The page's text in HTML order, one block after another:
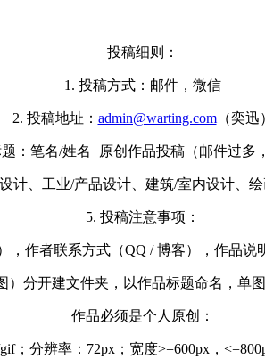
投稿细则：
1. 投稿方式：邮件 ，微信
2. 投稿地址： admin@warting.com（奕迅）
：笔名/姓名+原创作品投稿（邮件过多
计、工业/产品设计、建筑/室内设计、
5. 投稿注意事项：
作者联系方式（QQ / 博客），作品说
分开建文件夹，以作品标题命名，单
作品必须是个人原创 ：
；分辨率：72px；宽度>=600px，